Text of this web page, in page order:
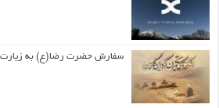
سفارش حضرت رضا(ع) به زیارت